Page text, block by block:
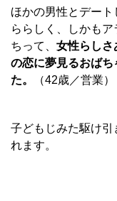
ほかの男性とデー
ららしく、しかも
ちって、 女性らしさ
の恋に夢見るおば
た。
（42歳／営業）
子どもじみた駆け
れます。